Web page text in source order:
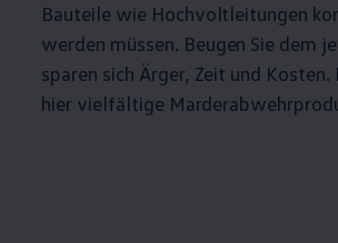
Bauteile wie Hochvoltleitungen
werden müssen. Beugen Sie dem
sparen sich Ärger, Zeit und Kosten.
hier vielfältige